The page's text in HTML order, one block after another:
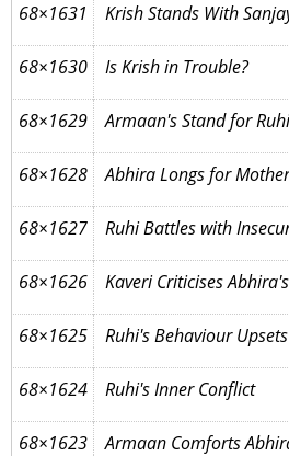
68×1631 Krish Stands With
68×1630 Is Krish in Trouble?
68×1629 Armaan's Stand for Ruhi
68×1628 Abhira Longs for
68×1627 Ruhi Battles with
68×1626 Kaveri Criticises
68×1625 Ruhi's Behaviour
68×1624 Ruhi's Inner Conflict
68×1623 Armaan Comforts